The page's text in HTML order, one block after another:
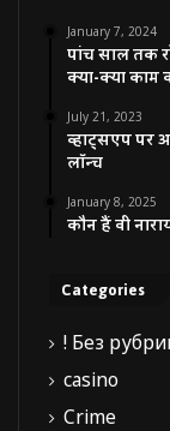
January 7, 2024
पांच साल तक
क्या-क्या काम
July 21, 2023
व्हाट्सएप पर
लॉन्च
January 8, 2025
कौन हैं वी
Categories
! Без
casino
Crime